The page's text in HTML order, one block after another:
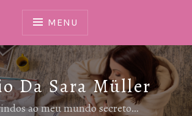
MENU
Da Sara Müller
ao meu mundo secreto…